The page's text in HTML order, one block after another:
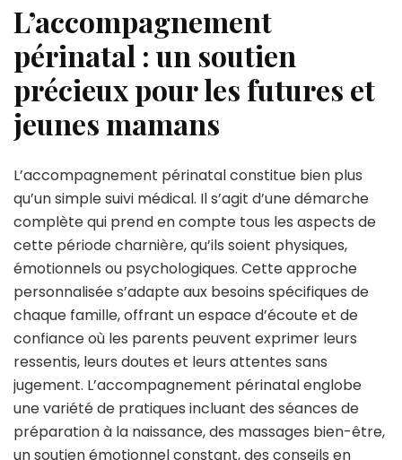
L’accompagnement
périnatal : un soutien
précieux pour les futures et
jeunes mamans
L’accompagnement périnatal constitue bien plus
qu’un simple suivi médical. Il s’agit d’une démarche
complète qui prend en compte tous les aspects de
cette période charnière, qu’ils soient physiques,
émotionnels ou psychologiques. Cette approche
personnalisée s’adapte aux besoins spécifiques de
chaque famille, offrant un espace d’écoute et de
confiance où les parents peuvent exprimer leurs
ressentis, leurs doutes et leurs attentes sans
jugement. L’accompagnement périnatal englobe
une variété de pratiques incluant des séances de
préparation à la naissance, des massages bien-être,
un soutien émotionnel constant, des conseils en